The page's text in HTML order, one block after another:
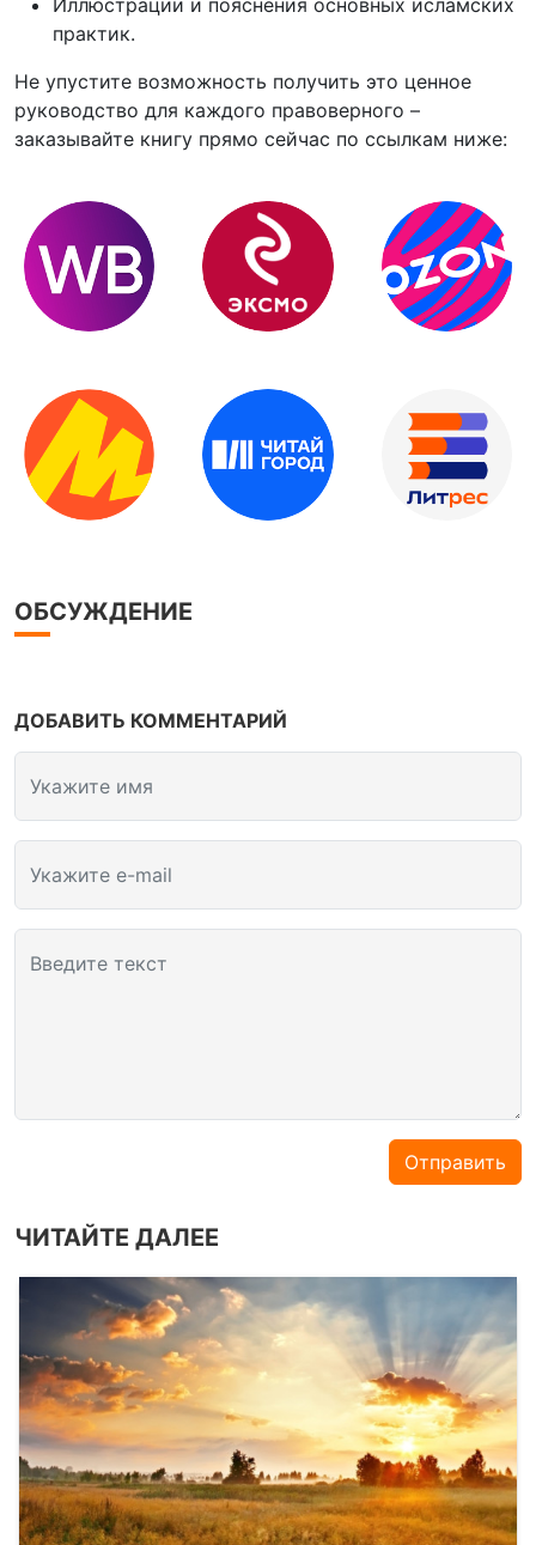
Иллюстрации и пояснения основных исламских
практик.
Не упустите возможность получить это ценное
руководство для каждого правоверного –
заказывайте книгу прямо сейчас по ссылкам ниже:
ОБСУЖДЕНИЕ
ДОБАВИТЬ КОММЕНТАРИЙ
Укажите имя
Укажите e-mail
Введите текст
Отправить
ЧИТАЙТЕ ДАЛЕЕ